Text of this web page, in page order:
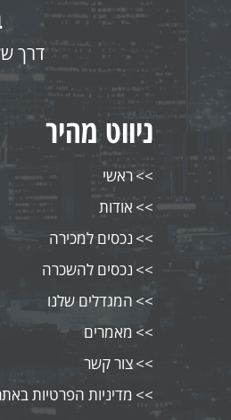
דרך
ניווט מהיר
ראשי
אודות
נכסים למכירה
נכסים להשכרה
המגדלים שלנו
מאמרים
צור קשר
מדיניות הפרטיות